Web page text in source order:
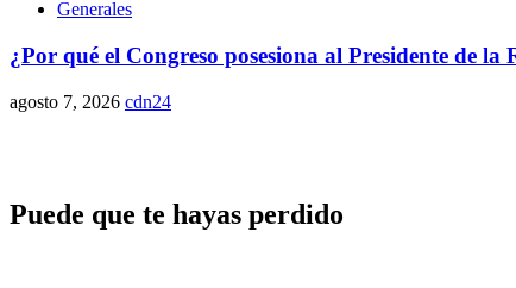
Generales
¿Por qué el Congreso posesiona al Presidente de
agosto 7, 2026 cdn24
Puede que te hayas perdido